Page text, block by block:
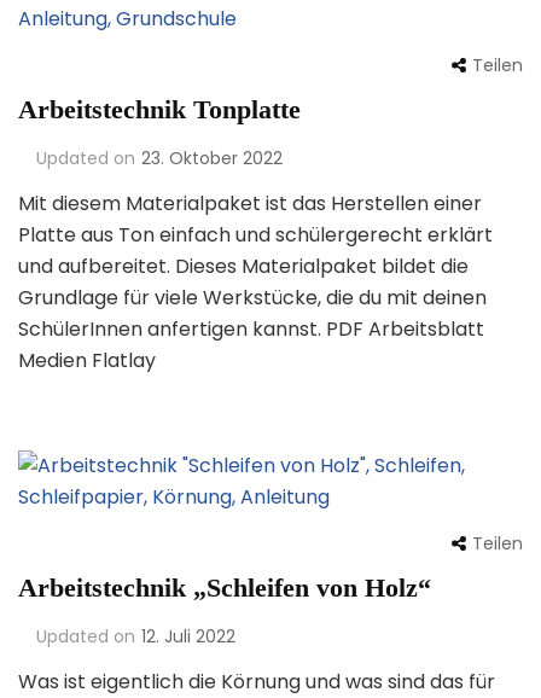
Teilen
Arbeitstechnik Tonplatte
Updated on 23. Oktober 2022
Mit diesem Materialpaket ist das Herstellen einer
Platte aus Ton einfach und schülergerecht erklärt
und aufbereitet. Dieses Materialpaket bildet die
Grundlage für viele Werkstücke, die du mit deinen
SchülerInnen anfertigen kannst. PDF Arbeitsblatt
Medien Flatlay
Teilen
Arbeitstechnik „Schleifen von Holz“
Updated on 12. Juli 2022
Was ist eigentlich die Körnung und was sind das für